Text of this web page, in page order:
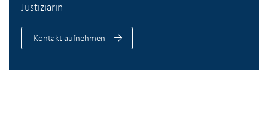
Justiziarin
Kontakt aufnehmen